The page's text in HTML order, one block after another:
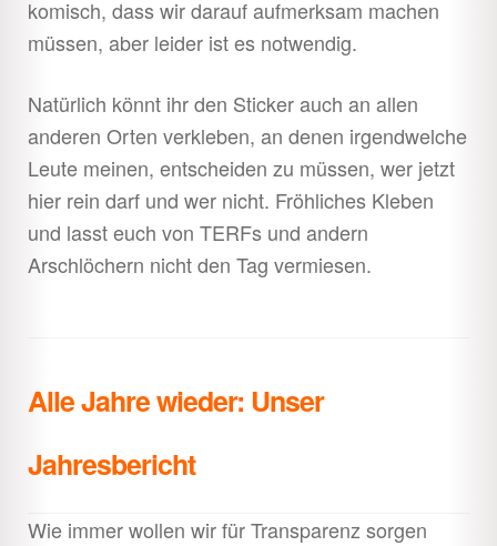
komisch, dass wir darauf aufmerksam machen
müssen, aber leider ist es notwendig.
Natürlich könnt ihr den Sticker auch an allen
anderen Orten verkleben, an denen irgendwelche
Leute meinen, entscheiden zu müssen, wer jetzt
hier rein darf und wer nicht. Fröhliches Kleben
und lasst euch von TERFs und andern
Arschlöchern nicht den Tag vermiesen.
Alle Jahre wieder: Unser
Jahresbericht
Wie immer wollen wir für Transparenz sorgen